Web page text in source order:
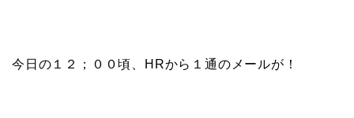
今日の１２；００頃、HRから１通のメールが！